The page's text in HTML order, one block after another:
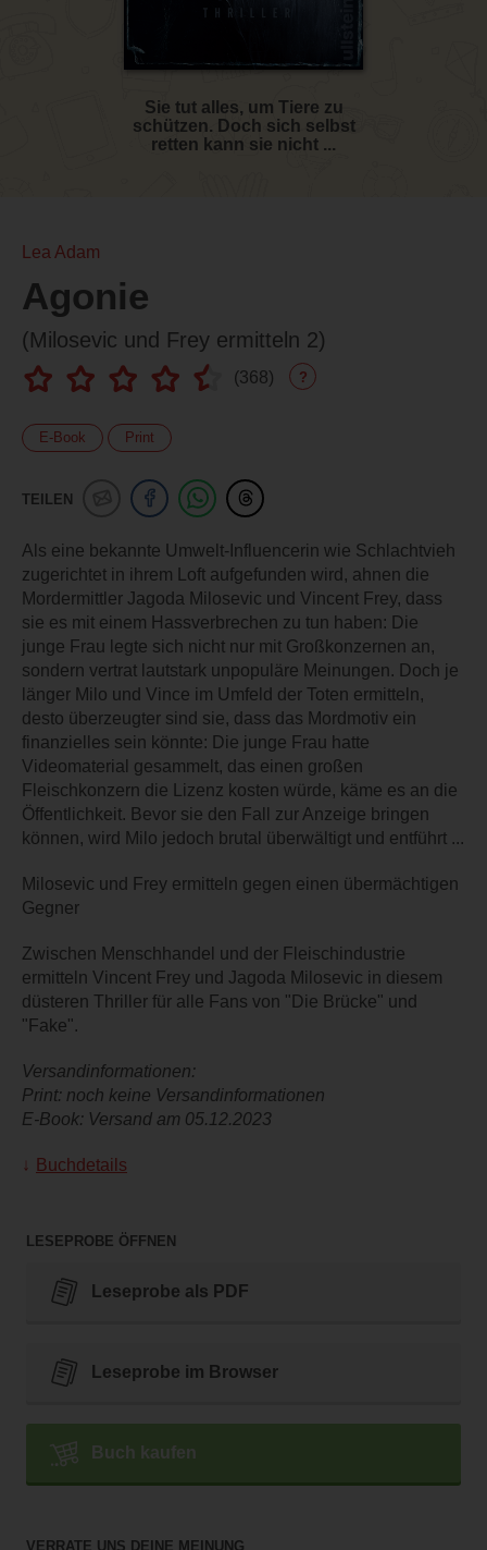
Sie tut alles, um Tiere zu
schützen. Doch sich selbst
retten kann sie nicht ...
Lea Adam
Agonie
(Milosevic und Frey ermitteln 2)
(368) ?
E-Book Print
TEILEN
Als eine bekannte Umwelt-Influencerin wie Schlachtvieh
zugerichtet in ihrem Loft aufgefunden wird, ahnen die
Mordermittler Jagoda Milosevic und Vincent Frey, dass
sie es mit einem Hassverbrechen zu tun haben: Die
junge Frau legte sich nicht nur mit Großkonzernen an,
sondern vertrat lautstark unpopuläre Meinungen. Doch je
länger Milo und Vince im Umfeld der Toten ermitteln,
desto überzeugter sind sie, dass das Mordmotiv ein
finanzielles sein könnte: Die junge Frau hatte
Videomaterial gesammelt, das einen großen
Fleischkonzern die Lizenz kosten würde, käme es an die
Öffentlichkeit. Bevor sie den Fall zur Anzeige bringen
können, wird Milo jedoch brutal überwältigt und entführt ...
Milosevic und Frey ermitteln gegen einen übermächtigen
Gegner
Zwischen Menschhandel und der Fleischindustrie
ermitteln Vincent Frey und Jagoda Milosevic in diesem
düsteren Thriller für alle Fans von "Die Brücke" und
"Fake".
Versandinformationen:
Print: noch keine Versandinformationen
E-Book: Versand am 05.12.2023
Buchdetails
LESEPROBE ÖFFNEN
Leseprobe als PDF
Leseprobe im Browser
Buch kaufen
VERRATE UNS DEINE MEINUNG